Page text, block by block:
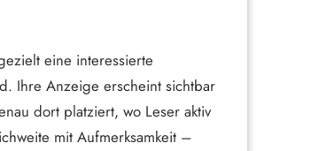
eine interessierte
Ihre Anzeige erscheint sichtbar
dort platziert, wo Leser aktiv
mit Aufmerksamkeit –